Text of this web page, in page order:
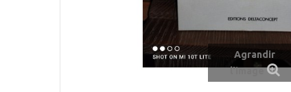
Agrandir
l'image